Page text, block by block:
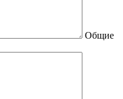
Общие